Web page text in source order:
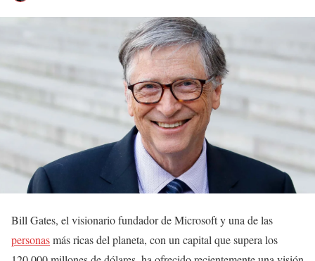
Bill Gates, el visionario fundador de Microsoft y una de las
personasmás ricas del planeta, con un capital que supera los